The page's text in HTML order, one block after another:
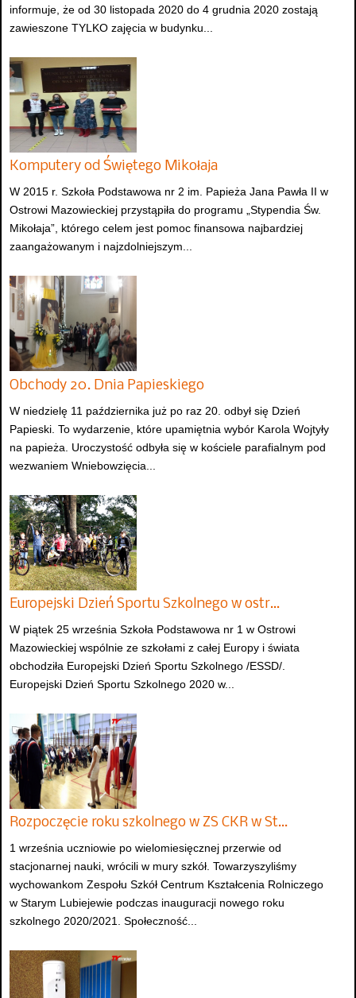
informuje, że od 30 listopada 2020 do 4 grudnia 2020 zostają
zawieszone TYLKO zajęcia w budynku...
Komputery od Świętego Mikołaja
W 2015 r. Szkoła Podstawowa nr 2 im. Papieża Jana Pawła II w
Ostrowi Mazowieckiej przystąpiła do programu „Stypendia Św.
Mikołaja”, którego celem jest pomoc finansowa najbardziej
zaangażowanym i najzdolniejszym...
Obchody 20. Dnia Papieskiego
W niedzielę 11 października już po raz 20. odbył się Dzień
Papieski. To wydarzenie, które upamiętnia wybór Karola Wojtyły
na papieża. Uroczystość odbyła się w kościele parafialnym pod
wezwaniem Wniebowzięcia...
Europejski Dzień Sportu Szkolnego w ostr…
W piątek 25 września Szkoła Podstawowa nr 1 w Ostrowi
Mazowieckiej wspólnie ze szkołami z całej Europy i świata
obchodziła Europejski Dzień Sportu Szkolnego /ESSD/.
Europejski Dzień Sportu Szkolnego 2020 w...
Rozpoczęcie roku szkolnego w ZS CKR w St…
1 września uczniowie po wielomiesięcznej przerwie od
stacjonarnej nauki, wrócili w mury szkół. Towarzyszyliśmy
wychowankom Zespołu Szkół Centrum Kształcenia Rolniczego
w Starym Lubiejewie podczas inauguracji nowego roku
szkolnego 2020/2021. Społeczność...